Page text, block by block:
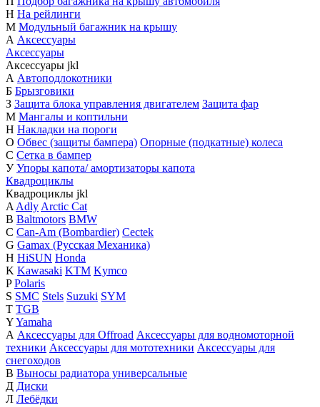
Н На рейлинги
М Модульный багажник на крышу
А Аксессуары
Аксессуары
Аксессуары jkl
А Автоподлокотники
Б Брызговики
З Защита блока управления двигателем Защита фар
М Мангалы и коптильни
Н Накладки на пороги
О Обвес (защиты бампера) Опорные (подкатные) колеса
С Сетка в бампер
У Упоры капота/ амортизаторы капота
Квадроциклы
Квадроциклы jkl
A Adly Arctic Cat
B Baltmotors BMW
C Can-Am (Bombardier) Cectek
G Gamax (Русская Механика)
H HiSUN Honda
K Kawasaki KTM Kymco
P Polaris
S SMC Stels Suzuki SYM
T TGB
YYamaha
А Аксессуары для Offroad Аксессуары для водномоторной
техники Аксессуары для мототехники Аксессуары для
снегоходов
В Выносы радиатора универсальные
Д Диски
Л Лебёдки